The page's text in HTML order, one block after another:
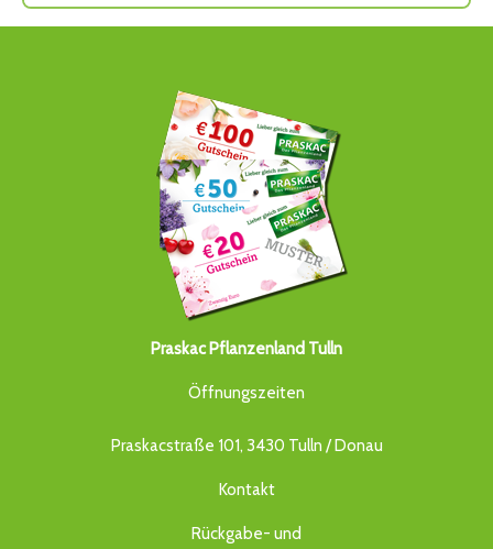
Praskac Pflanzenland Tulln
Öffnungszeiten
Praskacstraße 101, 3430 Tulln / Donau
Kontakt
Rückgabe- und